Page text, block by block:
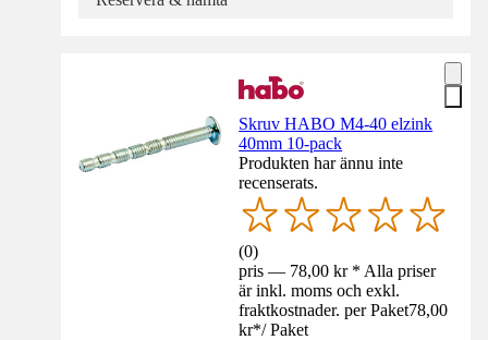
Skruv HABO M4-40 elzink
40mm 10-pack
Produkten har ännu inte
recenserats.
(0)
pris — 78,00 kr * Alla priser
är inkl. moms och exkl.
fraktkostnader. per Paket78,00
kr*/ Paket